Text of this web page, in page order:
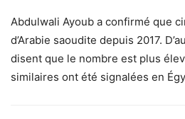
Abdulwali Ayoub a confirmé que
d’Arabie saoudite depuis 2017.
disent que le nombre est plus
similaires ont été signalées en